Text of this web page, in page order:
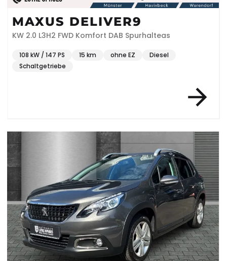
MAXUS DELIVER9
KW 2.0 L3H2 FWD Komfort DAB Spurhalteas
108 kW / 147 PS 15 km ohne EZ
Diesel
Schaltgetriebe